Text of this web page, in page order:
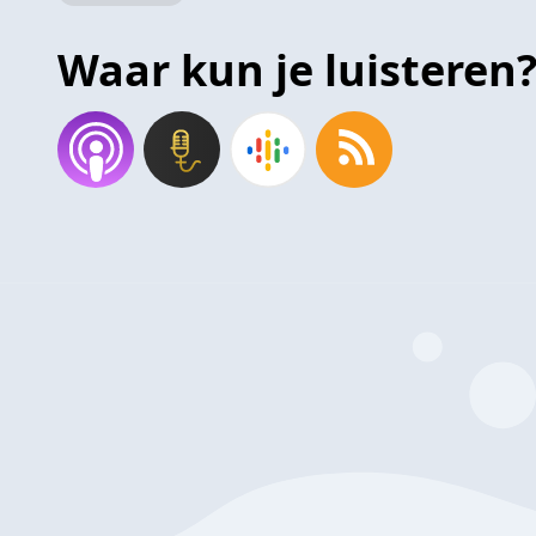
Waar kun je luisteren?